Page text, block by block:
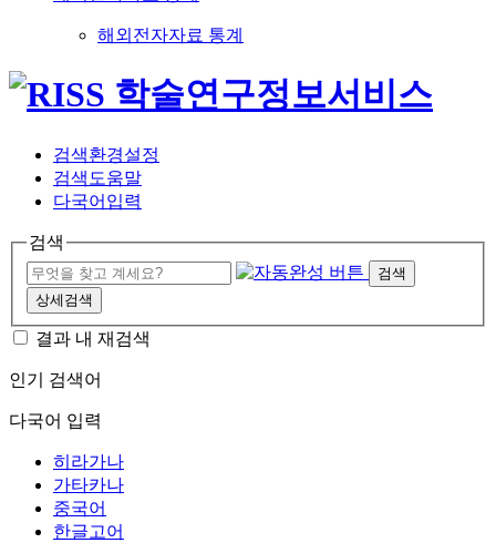
해외전자자료 통계
검색환경설정
검색도움말
다국어입력
검색
검색
상세검색
결과 내 재검색
인기 검색어
다국어 입력
히라가나
가타카나
중국어
한글고어